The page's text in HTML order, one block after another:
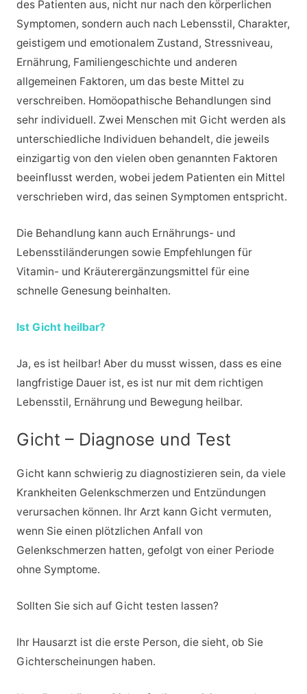
des Patienten aus, nicht nur nach den körperlichen
Symptomen, sondern auch nach Lebensstil, Charakter,
geistigem und emotionalem Zustand, Stressniveau,
Ernährung, Familiengeschichte und anderen
allgemeinen Faktoren, um das beste Mittel zu
verschreiben. Homöopathische Behandlungen sind
sehr individuell. Zwei Menschen mit Gicht werden als
unterschiedliche Individuen behandelt, die jeweils
einzigartig von den vielen oben genannten Faktoren
beeinflusst werden, wobei jedem Patienten ein Mittel
verschrieben wird, das seinen Symptomen entspricht.
Die Behandlung kann auch Ernährungs- und
Lebensstiländerungen sowie Empfehlungen für
Vitamin- und Kräuterergänzungsmittel für eine
schnelle Genesung beinhalten.
Ist Gicht heilbar?
Ja, es ist heilbar! Aber du musst wissen, dass es eine
langfristige Dauer ist, es ist nur mit dem richtigen
Lebensstil, Ernährung und Bewegung heilbar.
Gicht – Diagnose und Test
Gicht kann schwierig zu diagnostizieren sein, da viele
Krankheiten Gelenkschmerzen und Entzündungen
verursachen können. Ihr Arzt kann Gicht vermuten,
wenn Sie einen plötzlichen Anfall von
Gelenkschmerzen hatten, gefolgt von einer Periode
ohne Symptome.
Sollten Sie sich auf Gicht testen lassen?
Ihr Hausarzt ist die erste Person, die sieht, ob Sie
Gichterscheinungen haben.